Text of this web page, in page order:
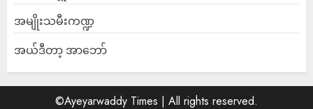
အမျိုးသမီးကဏ္ဍ
အယ်ဒီတာ့ အာဘော်
©Ayeyarwaddy Times | All rights reserved.